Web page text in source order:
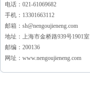
电话：021-61069682
手机：13301663112
邮箱：sh@nengoujieneng.com
地址：上海市金桥路939号1901室
邮编：200136
网址：www.nengoujieneng.com